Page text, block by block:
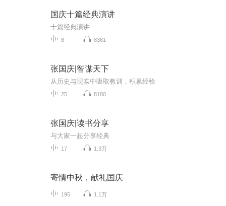
国庆十篇经典演讲
十篇经典演讲
8 8361
张国庆|智谋天下
从历史与现实中吸取教训，积累经验
25 8180
张国庆|读书分享
与大家一起分享经典
17 1.3万
寄情中秋，献礼国庆
195 1.1万